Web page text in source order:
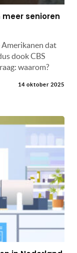
meer senioren
Amerikanen dat
dook CBS
waarom?
14 oktober 2025